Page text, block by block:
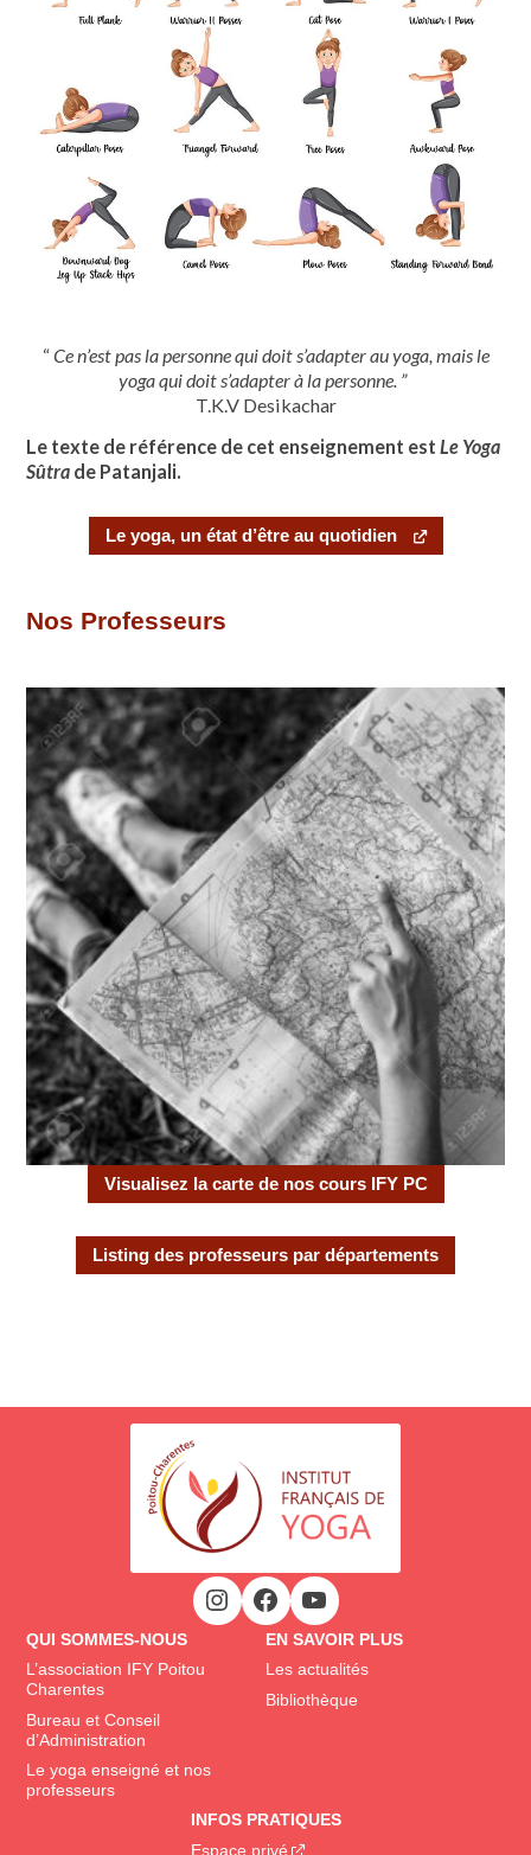
“Ce n’est pas la personne qui doit s’adapter au yoga, mais le
yoga qui doit s’adapter à la personne. ”
T.K.V Desikachar
Le texte de référence de cet enseignement estLe Yoga
Sûtra de Patanjali.
Le yoga, un état d’être au quotidien
Nos Professeurs
Visualisez la carte de nos cours IFY PC
Listing des professeurs par départements
QUI SOMMES-NOUS
L’association IFY Poitou
Charentes
Bureau et Conseil
d’Administration
Le yoga enseigné et nos
professeurs
EN SAVOIR PLUS
Les actualités
Bibliothèque
INFOS PRATIQUES
Espace privé